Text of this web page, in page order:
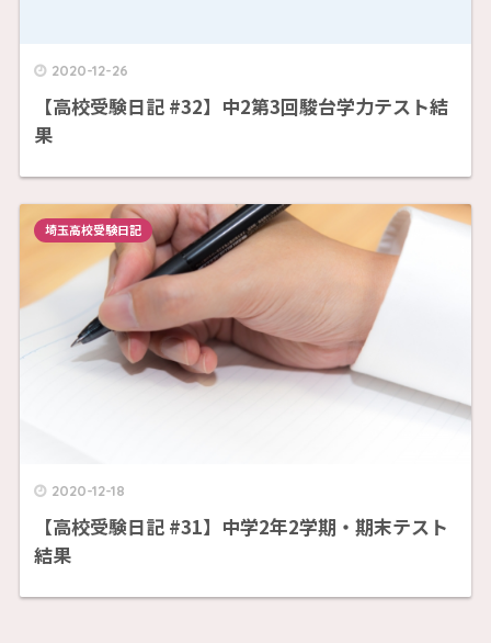
2020-12-26
【高校受験日記 #32】中2第3回駿台学力テスト結
果
2020-12-18
【高校受験日記 #31】中学2年2学期・期末テスト
結果
埼玉高校受験日記